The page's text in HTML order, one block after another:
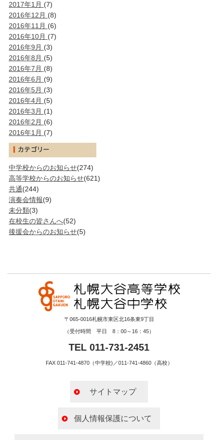
2017年1月 (7)
2016年12月 (8)
2016年11月 (6)
2016年10月 (7)
2016年9月 (3)
2016年8月 (5)
2016年7月 (8)
2016年6月 (9)
2016年5月 (3)
2016年4月 (5)
2016年3月 (1)
2016年2月 (6)
2016年1月 (7)
中学校からのお知らせ(274)
高等学校からのお知らせ(621)
共通(244)
演奏会情報(9)
未分類(3)
在校生の皆さんへ(52)
後援会からのお知らせ(5)
〒065-0016札幌市東区北16条東9丁目
（受付時間 平日 8：00～16：45）
TEL 011-731-2451
FAX 011-741-4870（中学校)／011-741-4860（高校）
サイトマップ
個人情報保護について